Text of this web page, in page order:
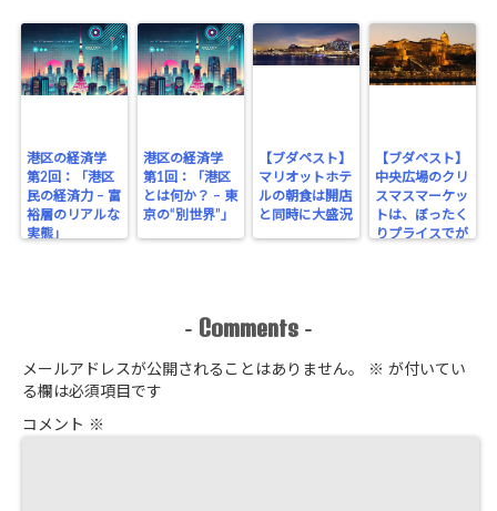
港区の経済学
第2回：「港区
民の経済力 – 富
裕層のリアルな
実態」
港区の経済学
第1回：「港区
とは何か？ – 東
京の“別世界”」
【ブダペスト】
マリオットホテ
ルの朝食は開店
と同時に大盛況
【ブダペスト】
中央広場のクリ
スマスマーケッ
トは、ぼったく
りプライスでが
- Comments -
メールアドレスが公開されることはありません。 ※ が付いてい
る欄は必須項目です
コメント ※